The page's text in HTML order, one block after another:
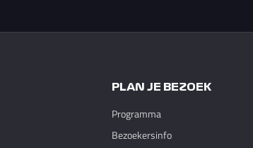
PLAN JE BEZOEK
Programma
Bezoekersinfo